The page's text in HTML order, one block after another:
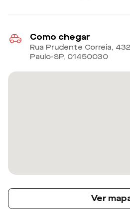
Como chegar
Rua Prudente Correia,
Paulo-SP, 01450030
Ver